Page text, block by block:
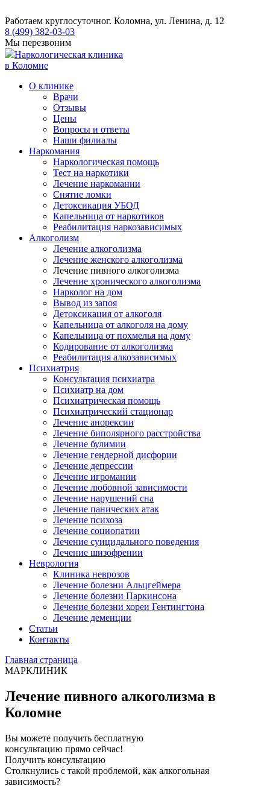
Работаем круглосуточног. Коломна, ул. Ленина, д. 12
8 (499) 382-03-03
Мы перезвоним
Наркологическая клиника
в Коломне
О клинике
Врачи
Отзывы
Цены
Вопросы и ответы
Наши филиалы
Наркомания
Наркологическая помощь
Тест на наркотики
Лечение наркомании
Снятие ломки
​​Детоксикация УБОД
Капельница от наркотиков
Реабилитация наркозависимых
Алкоголизм
Лечение алкоголизма
Лечение женского алкоголизма
Лечение пивного алкоголизма
Лечение хронического алкоголизма
Нарколог на дом
Вывод из запоя
Детоксикация от алкоголя
Капельница от алкоголя на дому
Капельница от похмелья на дому
Кодирование от алкоголизма
Реабилитация алкозависимых
Психиатрия
Консультация психиатра
Психиатр на дом
Психиатрическая помощь
Психиатрический стационар
Лечение анорексии
Лечение биполярного расстройства
Лечение булимии
Лечение гендерной дисфории
Лечение депрессии
Лечение игромании
Лечение любовной зависимости
Лечение нарушений сна
Лечение панических атак
Лечение психоза
Лечение социопатии
Лечение суицидального поведения
Лечение шизофрении
Неврология
Клиника неврозов
Лечение болезни Альцгеймера
Лечение болезни Паркинсона
Лечение болезни хореи Гентингтона
Лечение деменции
Статьи
Контакты
Главная страница
МАРКЛИНИК
Лечение пивного алкоголизма в
Коломне
Вы можете получить бесплатную
консультацию прямо сейчас!
Получить консультацию
Столкнулись с такой проблемой, как алкогольная
зависимость?